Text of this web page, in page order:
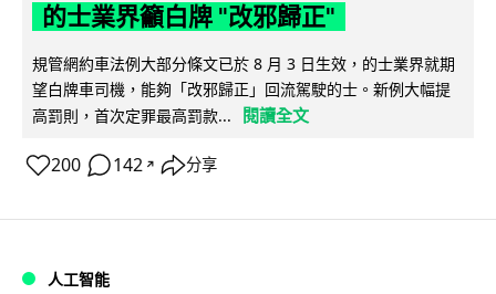
的士業界籲白牌 "改邪歸正"
規管網約車法例大部分條文已於 8 月 3 日生效，的士業界就期
望白牌車司機，能夠「改邪歸正」回流駕駛的士。新例大幅提
高罰則，首次定罪最高罰款...
閱讀全文
200 142 ↗ 分享
人工智能